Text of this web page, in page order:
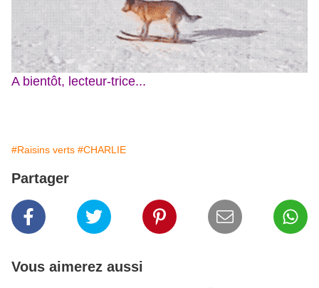
A bientôt, lecteur-trice...
#Raisins verts #CHARLIE
Partager
Vous aimerez aussi